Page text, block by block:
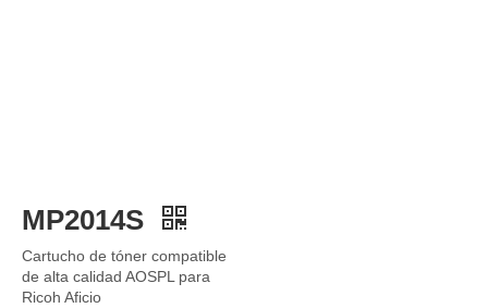
MP2014S
Cartucho de tóner compatible
de alta calidad AOSPL para
Ricoh Aficio